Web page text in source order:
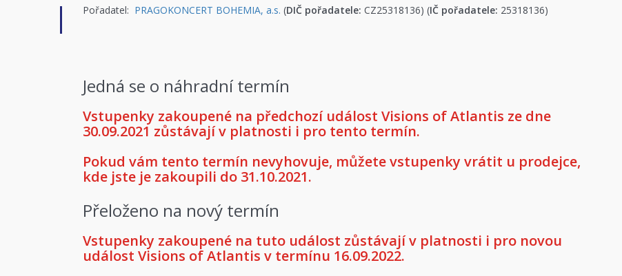
Pořadatel: PRAGOKONCERT BOHEMIA, a.s. (DIČ pořadatele: CZ25318136) (IČ pořadatele: 25318136)
Jedná se o náhradní termín
Vstupenky zakoupené na předchozí událost Visions of Atlantis ze dne
30.09.2021 zůstávají v platnosti i pro tento termín.
Pokud vám tento termín nevyhovuje, můžete vstupenky vrátit u prodejce,
kde jste je zakoupili do 31.10.2021.
Přeloženo na nový termín
Vstupenky zakoupené na tuto událost zůstávají v platnosti i pro novou
událost Visions of Atlantis v termínu 16.09.2022.